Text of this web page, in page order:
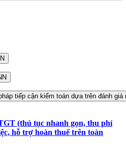
(thủ tục nhanh gọn, thu phí
hỗ trợ hoàn thuế trên toàn